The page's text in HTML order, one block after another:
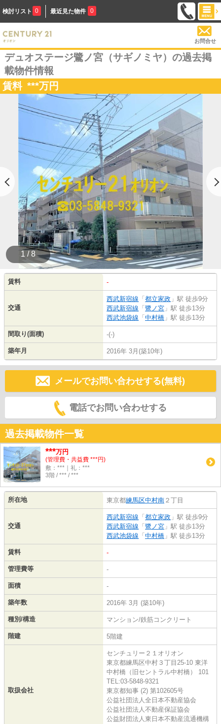
検討リスト 0 最近見た物件 0
お問合せ
デュオステージ鷺ノ宮（サギノミヤ）の過去掲
載物件情報
賃料 ***万円
1 / 8
賃料 -
交通
西武新宿線 「 都立家政 」駅 徒歩9分
西武新宿線 「 鷺ノ宮 」駅 徒歩13分
西武池袋線 「 中村橋 」駅 徒歩13分
間取り(面積) -(-)
築年月 2016年 3月(築10年)
メールでお問い合わせする(無料)
電話でお問い合わせする
過去掲載物件一覧
***万円
(管理費・共益費 ***円)
敷：***｜礼：***
3階 / *** / ***
所在地 東京都練馬区中村南 ２丁目
交通
西武新宿線 「 都立家政 」駅 徒歩9分
西武新宿線 「 鷺ノ宮 」駅 徒歩13分
西武池袋線 「 中村橋 」駅 徒歩13分
賃料 -
管理費等 -
面積 -
築年数 2016年 3月 (築10年)
種別/構造 マンション/鉄筋コンクリート
階建 5階建
取扱会社
センチュリー２１オリオン
東京都練馬区中村３丁目25-10 東洋
中村橋（旧セントラル中村橋） 101
TEL:03-5848-9321
東京都知事 (2) 第102605号
公益社団法人全日本不動産協会
公益社団法人不動産保証協会
公益財団法人東日本不動産流通機構